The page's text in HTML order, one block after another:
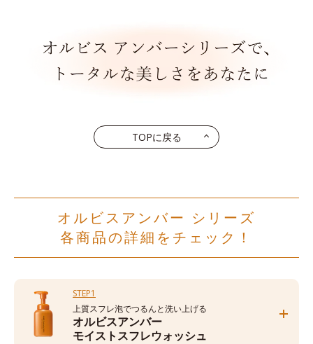
TOPに戻る
オルビスアンバー シリーズ
各商品の詳細をチェック！
STEP1
上質スフレ泡でつるんと洗い上げる
オルビスアンバー
モイストスフレウォッシュ